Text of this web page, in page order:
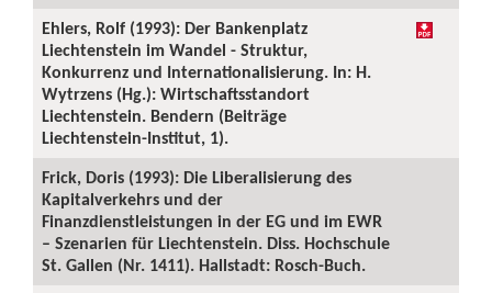
Ehlers, Rolf (1993): Der Bankenplatz
Liechtenstein im Wandel - Struktur,
Konkurrenz und Internationalisierung. In: H.
Wytrzens (Hg.): Wirtschaftsstandort
Liechtenstein. Bendern (Beiträge
Liechtenstein-Institut, 1).
Frick, Doris (1993): Die Liberalisierung des
Kapitalverkehrs und der
Finanzdienstleistungen in der EG und im EWR
– Szenarien für Liechtenstein. Diss. Hochschule
St. Gallen (Nr. 1411). Hallstadt: Rosch-Buch.